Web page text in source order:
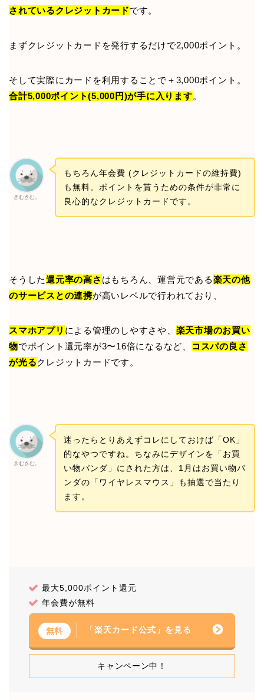
されているクレジットカードです。
まずクレジットカードを発行するだけで2,000ポイント。
そして実際にカードを利用することで＋3,000ポイント。
合計5,000ポイント(5,000円)が手に入ります。
きむきむ。
もちろん年会費 (クレジットカードの維持費)
も無料。ポイントを貰うための条件が非常に
良心的なクレジットカードです。
そうした還元率の高さ はもちろん、運営元である楽天の他
のサービスとの連携が高いレベルで行われており、
スマホアプリ による管理のしやすさや、 楽天市場のお買い
物でポイント還元率が3〜16倍になるなど、
コスパの良さ
が光るクレジットカードです。
きむきむ。
迷ったらとりあえずコレにしておけば「OK」
的なやつですね。ちなみにデザインを「お買
い物パンダ」にされた方は、1月はお買い物パ
ンダの「ワイヤレスマウス」も抽選で当たり
ます。
最大5,000ポイント還元
年会費が無料
無料 「楽天カード公式」を見る
キャンペーン中！